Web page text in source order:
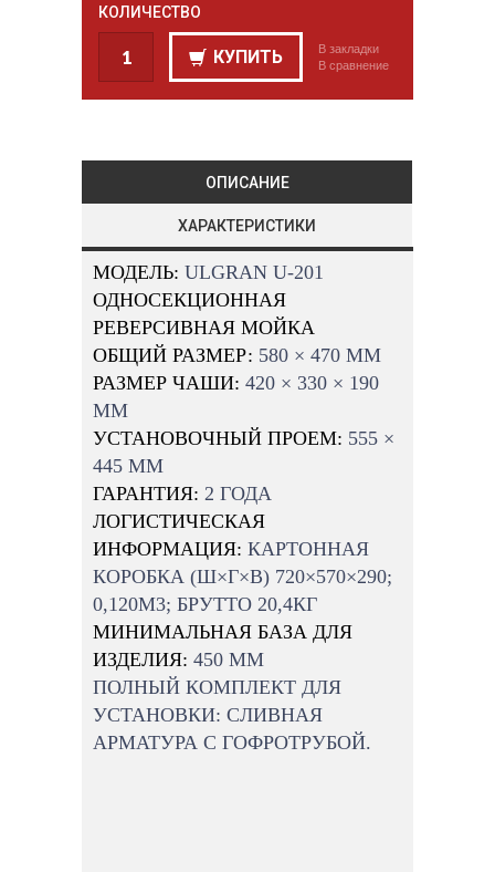
КОЛИЧЕСТВО
КУПИТЬ
В закладки
В сравнение
ОПИСАНИЕ
ХАРАКТЕРИСТИКИ
МОДЕЛЬ: ULGRAN U-201
ОДНОСЕКЦИОННАЯ
РЕВЕРСИВНАЯ МОЙКА
ОБЩИЙ РАЗМЕР: 580 × 470 MM
РАЗМЕР ЧАШИ: 420 × 330 × 190
MM
УСТАНОВОЧНЫЙ ПРОЕМ: 555 ×
445 MM
ГАРАНТИЯ: 2 ГОДА
ЛОГИСТИЧЕСКАЯ
ИНФОРМАЦИЯ: КАРТОННАЯ
КОРОБКА (Ш×Г×В) 720×570×290;
0,120М3; БРУТТО 20,4КГ
МИНИМАЛЬНАЯ БАЗА ДЛЯ
ИЗДЕЛИЯ: 450 MM
ПОЛНЫЙ КОМПЛЕКТ ДЛЯ
УСТАНОВКИ: СЛИВНАЯ
АРМАТУРА С ГОФРОТРУБОЙ.